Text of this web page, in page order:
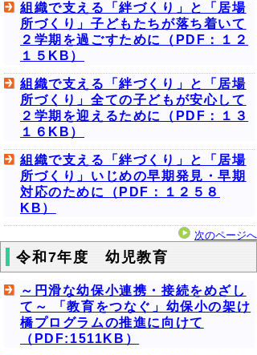
組織で支える「絆づくり」と「居場
所づくり」子どもたちが落ち着いて
２学期を過ごすために（PDF：１２
１５KB）
組織で支える「絆づくり」と「居場
所づくり」全ての子どもが安心して
２学期を迎えるために（PDF：１３
１６KB）
組織で支える「絆づくり」と「居場
所づくり」いじめの早期発見・早期
対応のために（PDF：１２５８
KB）
次のページへ
令和7年度 幼児教育
～円滑な幼保小連携・接続をめざし
て～ 「教育をつなぐ」幼保小の架け
橋プログラムの推進に向けて
（PDF:1511KB）